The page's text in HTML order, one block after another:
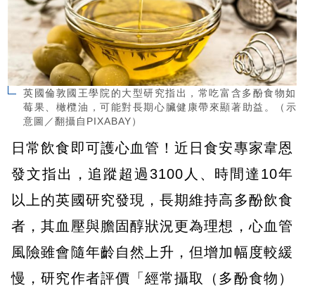
英國倫敦國王學院的大型研究指出，常吃富含多酚食物如
莓果、橄欖油，可能對長期心臟健康帶來顯著助益。（示
意圖／翻攝自PIXABAY）
日常飲食即可護心血管！近日食安專家韋恩
發文指出，追蹤超過3100人、時間達10年
以上的英國研究發現，長期維持高多酚飲食
者，其血壓與膽固醇狀況更為理想，心血管
風險雖會隨年齡自然上升，但增加幅度較緩
慢，研究作者評價「經常攝取（多酚食物）